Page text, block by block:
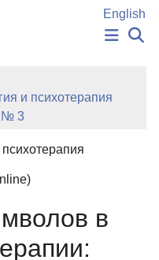
English
и психотерапия
№ 3
в